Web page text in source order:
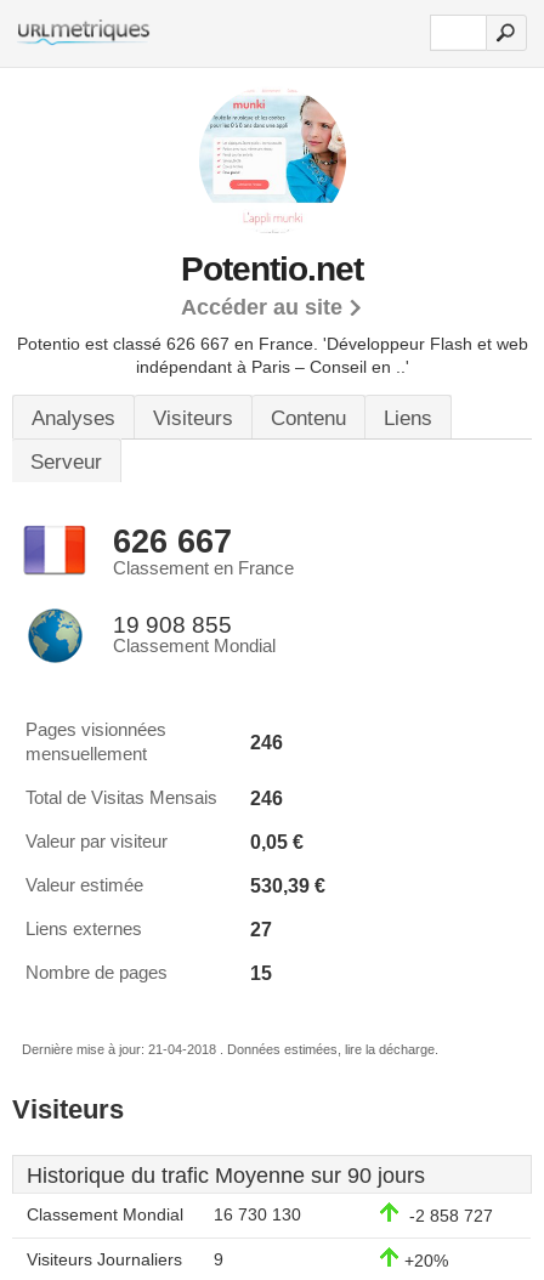
Potentio.net
Accéder au site
Potentio est classé 626 667 en France. 'Développeur Flash et web
indépendant à Paris – Conseil en ..'
Analyses Visiteurs Contenu
Liens
Serveur
626 667
Classement en France
19 908 855
Classement Mondial
Pages visionnées
mensuellement
246
Total de Visitas Mensais 246
Valeur par visiteur 0,05 €
Valeur estimée 530,39 €
Liens externes 27
Nombre de pages 15
Dernière mise à jour: 21-04-2018 . Données estimées, lire la décharge.
Visiteurs
Historique du trafic Moyenne sur 90 jours
Classement Mondial 16 730 130 -2 858 727
Visiteurs Journaliers 9 +20%